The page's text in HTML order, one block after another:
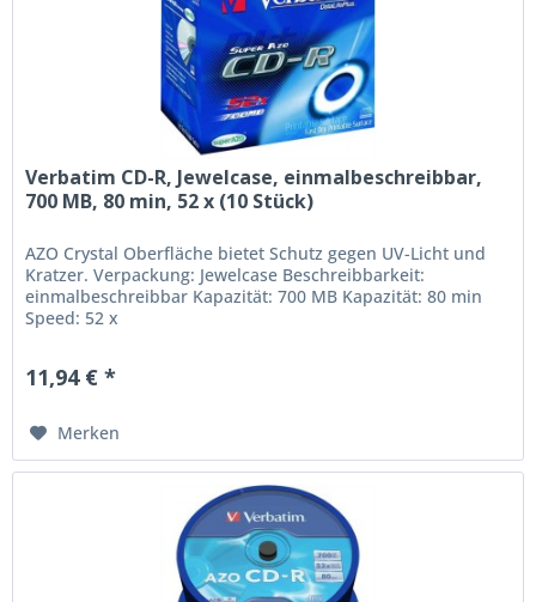
Verbatim CD-R, Jewelcase, einmalbeschreibbar,
700 MB, 80 min, 52 x (10 Stück)
AZO Crystal Oberfläche bietet Schutz gegen UV-Licht und
Kratzer. Verpackung: Jewelcase Beschreibbarkeit:
einmalbeschreibbar Kapazität: 700 MB Kapazität: 80 min
Speed: 52 x
11,94 € *
Merken